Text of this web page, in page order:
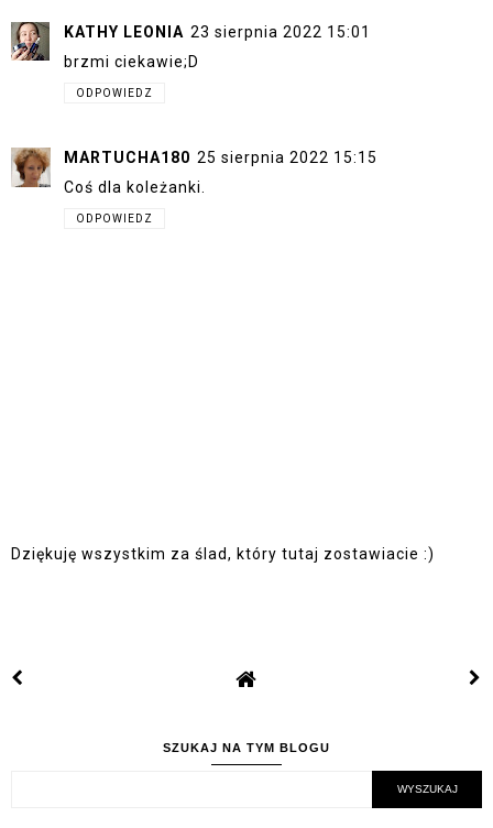
KATHY LEONIA 23 sierpnia 2022 15:01
brzmi ciekawie;D
ODPOWIEDZ
MARTUCHA180 25 sierpnia 2022 15:15
Coś dla koleżanki.
ODPOWIEDZ
Dziękuję wszystkim za ślad, który tutaj zostawiacie :)
SZUKAJ NA TYM BLOGU